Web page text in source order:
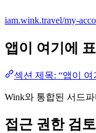
iam.wink.travel/my-
앱이 여기에
섹션 제목: “앱이
Wink와 통합된 서드
접근 권한 검토